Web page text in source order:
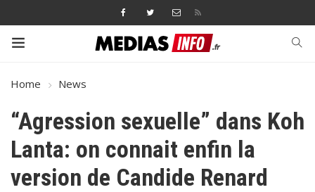
Home News
“Agression sexuelle” dans Koh
Lanta: on connait enfin la
version de Candide Renard